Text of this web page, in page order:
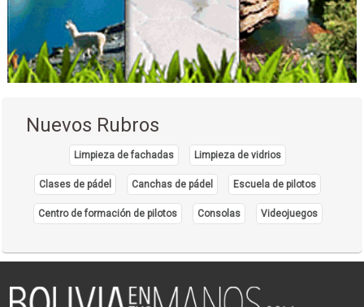
Nuevos Rubros
Limpieza de fachadas Limpieza de vidrios
Clases de pádel Canchas de pádel Escuela de pilotos
Centro de formación de pilotos Consolas Videojuegos